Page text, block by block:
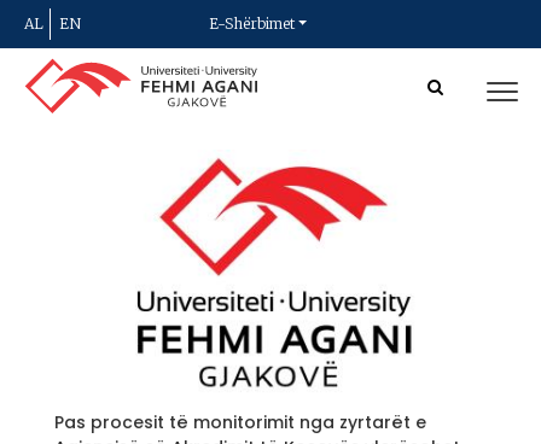
AL EN E-Shërbimet
Pas procesit të monitorimit nga zyrtarët e